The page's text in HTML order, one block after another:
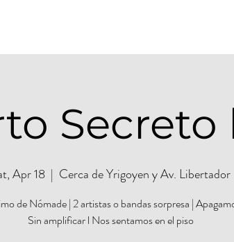
Secreto
Apr 18
  |
Cerca de Yrigoyen y Av. Libertador
de Nómade | 2 artistas o bandas sorpresa |
Sin amplificar l Nos sentamos en el piso